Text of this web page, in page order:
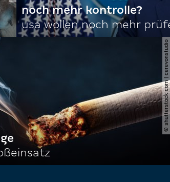
noch mehr kontrolle?
usa wollen noch mehr
© shutterstock.com | cerevonstudio